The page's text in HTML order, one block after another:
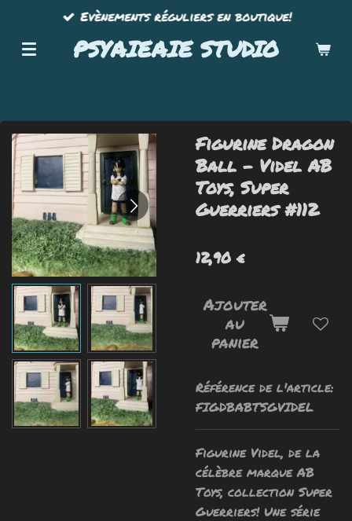
contenu
PSYAIEAIE STUDIO
Evènements réguliers en boutique!
Figurine Dragon
Ball - Videl AB
Toys, Super
Guerriers #112
12,90 €
Ajouter
au
panier
Référence de l'article:
FIGDBABTSGVIDEL
Figurine Videl, de la
célèbre marque AB
Toys, collection Super
Guerriers! Une série